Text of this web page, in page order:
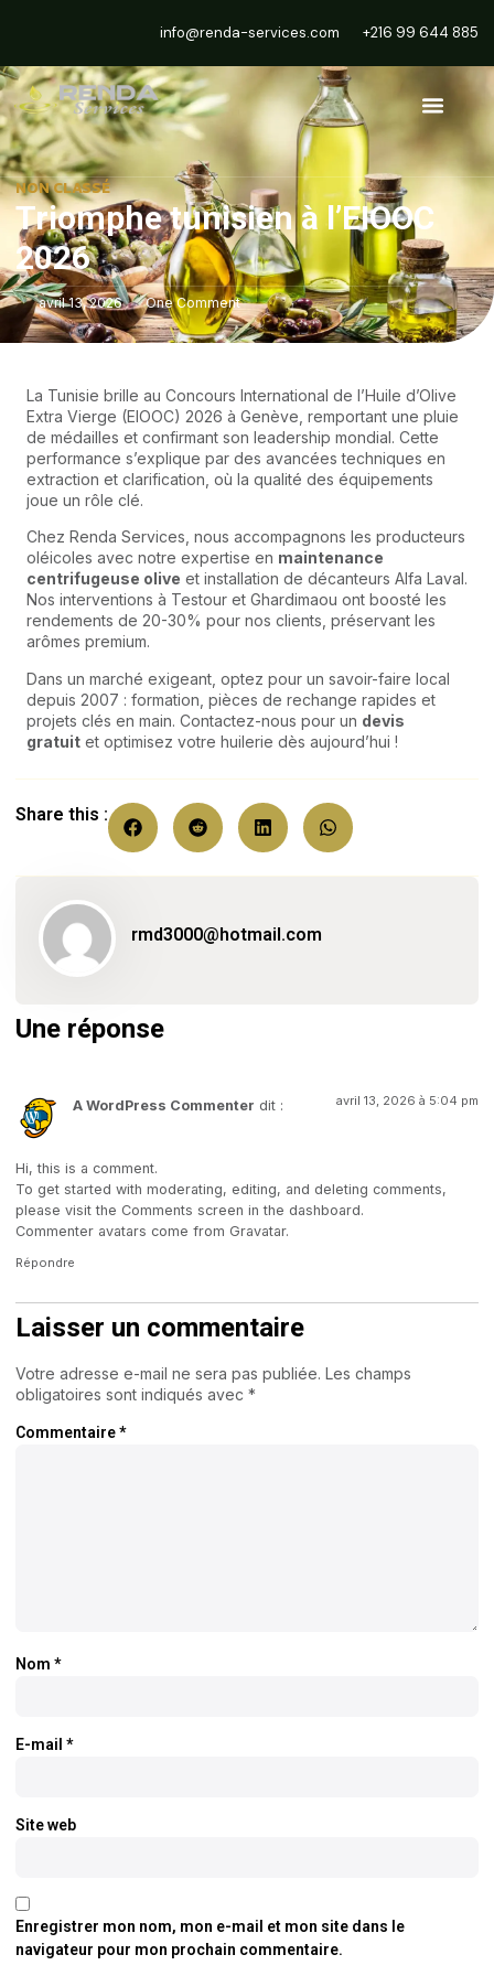
info@renda-services.com +216 99 644 885
NON CLASSÉ
Triomphe tunisien à l’EIOOC
2026
avril 13, 2026 One Comment
La Tunisie brille au Concours International de l’Huile d’Olive
Extra Vierge (EIOOC) 2026 à Genève, remportant une pluie
de médailles et confirmant son leadership mondial. Cette
performance s’explique par des avancées techniques en
extraction et clarification, où la qualité des équipements
joue un rôle clé.
Chez Renda Services, nous accompagnons les producteurs
oléicoles avec notre expertise en maintenance
centrifugeuse olive et installation de décanteurs Alfa Laval.
Nos interventions à Testour et Ghardimaou ont boosté les
rendements de 20-30% pour nos clients, préservant les
arômes premium.
Dans un marché exigeant, optez pour un savoir-faire local
depuis 2007 : formation, pièces de rechange rapides et
projets clés en main. Contactez-nous pour un devis
gratuit et optimisez votre huilerie dès aujourd’hui !
Share this :
rmd3000@hotmail.com
Une réponse
A WordPress Commenter dit : avril 13, 2026 à 5:04 pm
Hi, this is a comment.
To get started with moderating, editing, and deleting comments,
please visit the Comments screen in the dashboard.
Commenter avatars come from Gravatar.
Répondre
Laisser un commentaire
Votre adresse e-mail ne sera pas publiée. Les champs
obligatoires sont indiqués avec *
Commentaire*
Nom *
E-mail *
Site web
Enregistrer mon nom, mon e-mail et mon site dans le
navigateur pour mon prochain commentaire.